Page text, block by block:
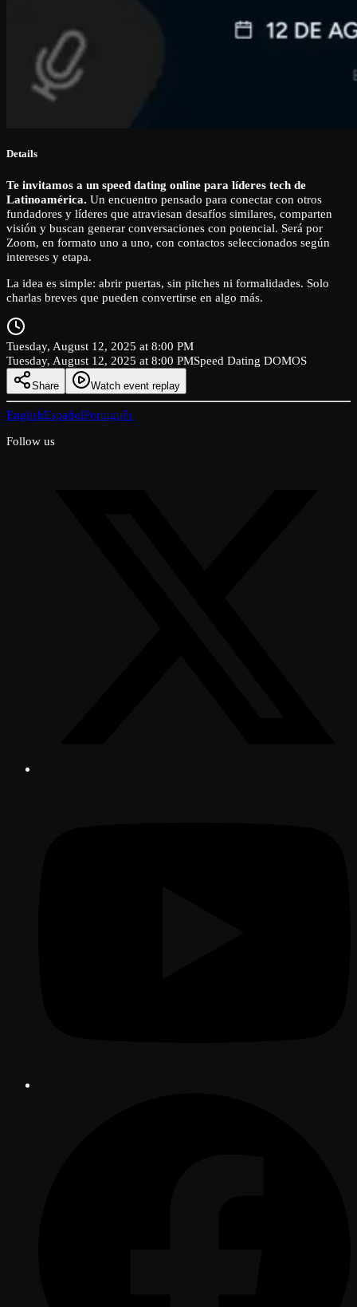
Details
Te invitamos a un speed dating online para líderes tech de
Latinoamérica. Un encuentro pensado para conectar con otros
fundadores y líderes que atraviesan desafíos similares, comparten
visión y buscan generar conversaciones con potencial. Será por
Zoom, en formato uno a uno, con contactos seleccionados según
intereses y etapa.
La idea es simple: abrir puertas, sin pitches ni formalidades. Solo
charlas breves que pueden convertirse en algo más.
Tuesday, August 12, 2025 at 8:00 PM
Tuesday, August 12, 2025 at 8:00 PMSpeed Dating DOMOS
Share Watch event replay
EnglishEspañolPortuguês
Follow us